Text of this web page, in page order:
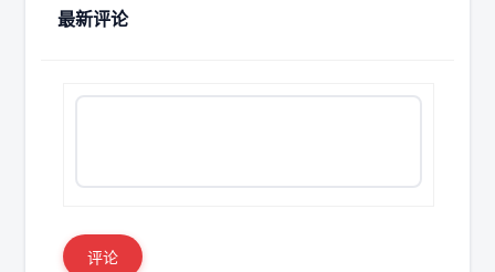
最新评论
评论